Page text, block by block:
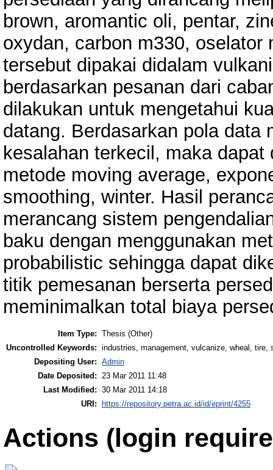
brown, aromantic oli, pentar,
oxydan, carbon m330, oselator
tersebut dipakai didalam
berdasarkan pesanan dari
dilakukan untuk mengetahui
datang. Berdasarkan pola data
kesalahan terkecil, maka
metode moving average,
smoothing, winter. Hasil
merancang sistem
baku dengan menggunakan
probabilistic sehingga dapat
titik pemesanan berserta
meminimalkan total biaya
Item Type: Thesis (Other)
Uncontrolled Keywords: industries, management, vulcanize, wheal, tire,
Depositing User: Admin
Date Deposited:
23 Mar 2011 11:48
Last Modified: 30 Mar 2011 14:18
URI: https://repository.petra.ac.id/id/eprint/4255
Actions (login